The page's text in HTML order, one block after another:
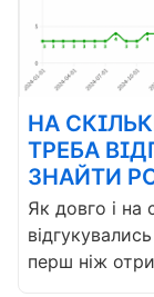
НА
ТРЕБА
ЗНАЙТИ
Як довго і на
перш ніж